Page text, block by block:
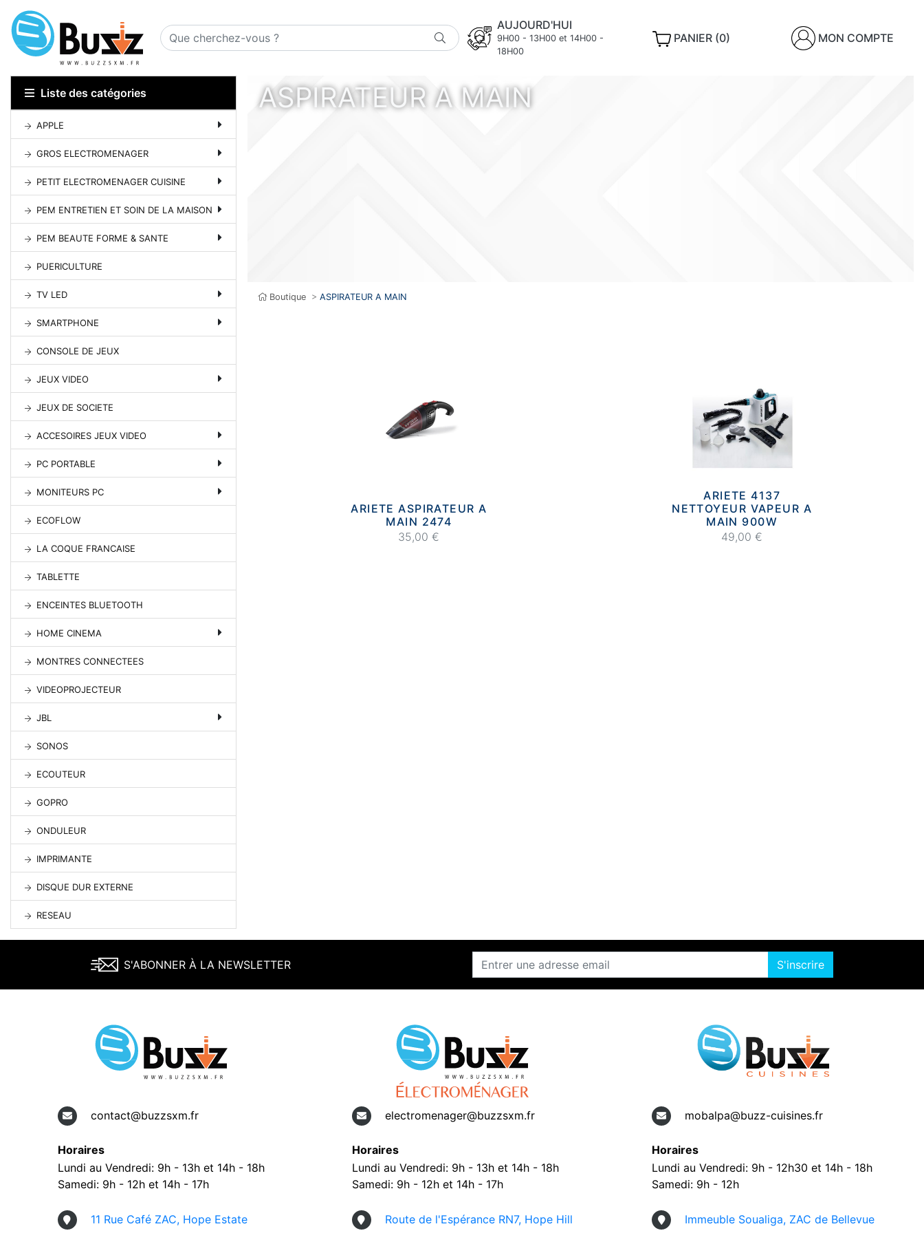
AUJOURD'HUI
9H00 - 13H00 et 14H00 -
18H00
PANIER (0) MON COMPTE
Liste des catégories
APPLE
GROS ELECTROMENAGER
PETIT ELECTROMENAGER CUISINE
PEM ENTRETIEN ET SOIN DE LA MAISON
PEM BEAUTE FORME & SANTE
PUERICULTURE
TV LED
SMARTPHONE
CONSOLE DE JEUX
JEUX VIDEO
JEUX DE SOCIETE
ACCESOIRES JEUX VIDEO
PC PORTABLE
MONITEURS PC
ECOFLOW
LA COQUE FRANCAISE
TABLETTE
ENCEINTES BLUETOOTH
HOME CINEMA
MONTRES CONNECTEES
VIDEOPROJECTEUR
JBL
SONOS
ECOUTEUR
GOPRO
ONDULEUR
IMPRIMANTE
DISQUE DUR EXTERNE
RESEAU
ASPIRATEUR A MAIN
Boutique > ASPIRATEUR A MAIN
ARIETE ASPIRATEUR A
MAIN 2474
35,00 €
ARIETE 4137
NETTOYEUR VAPEUR A
MAIN 900W
49,00 €
S'ABONNER À LA NEWSLETTER S'inscrire
contact@buzzsxm.fr
Horaires
Lundi au Vendredi: 9h - 13h et 14h - 18h
Samedi: 9h - 12h et 14h - 17h
11 Rue Café ZAC, Hope Estate
electromenager@buzzsxm.fr
Horaires
Lundi au Vendredi: 9h - 13h et 14h - 18h
Samedi: 9h - 12h et 14h - 17h
Route de l'Espérance RN7, Hope Hill
mobalpa@buzz-cuisines.fr
Horaires
Lundi au Vendredi: 9h - 12h30 et 14h - 18h
Samedi: 9h - 12h
Immeuble Soualiga, ZAC de Bellevue